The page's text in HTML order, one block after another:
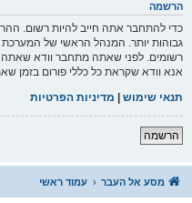
הרשמה
כדי להתחבר אתה חייב להיות רשום.
גבוהות יותר. המנהל הראשי של
רשומים. לפני שאתה מתחבר וודא שאתה
אנא וודא שקראת כל כללי פורום בזמן
תנאי שימוש | מדיניות הפרטיות
הרשמה
מסע אל העבר עמוד ראשי